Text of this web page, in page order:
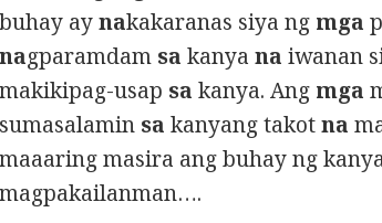
buhay aynakakaranas siya ng mga
nagparamdam sa kanyana iwanan
makikipag-usap sa kanya. Ang mga
sumasalamin sa kanyang takotna
maaaring masira ang buhay ng
magpakailanman….